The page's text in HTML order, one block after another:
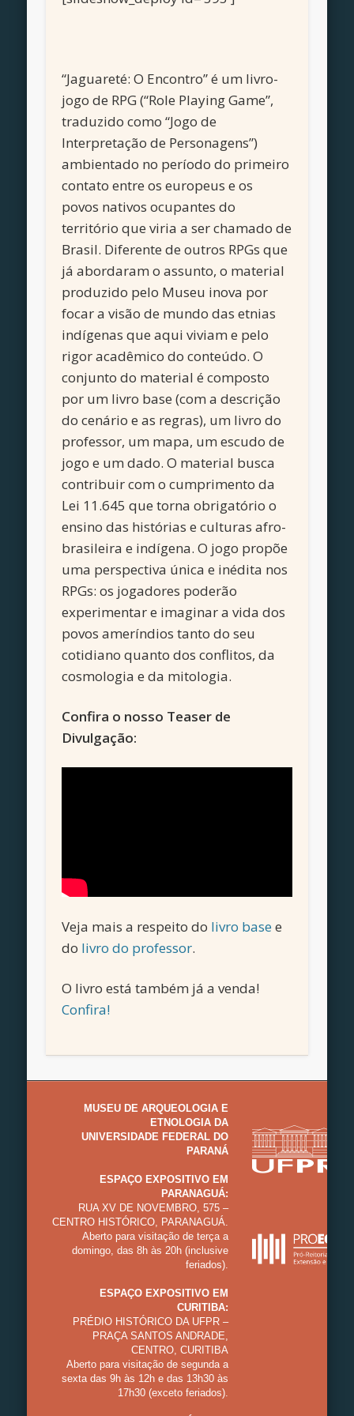
“Jaguareté: O Encontro” é um livro-
jogo de RPG (“Role Playing Game”,
traduzido como “Jogo de
Interpretação de Personagens”)
ambientado no período do primeiro
contato entre os europeus e os
povos nativos ocupantes do
território que viria a ser chamado de
Brasil. Diferente de outros RPGs que
já abordaram o assunto, o material
produzido pelo Museu inova por
focar a visão de mundo das etnias
indígenas que aqui viviam e pelo
rigor acadêmico do conteúdo. O
conjunto do material é composto
por um livro base (com a descrição
do cenário e as regras), um livro do
professor, um mapa, um escudo de
jogo e um dado. O material busca
contribuir com o cumprimento da
Lei 11.645 que torna obrigatório o
ensino das histórias e culturas afro-
brasileira e indígena. O jogo propõe
uma perspectiva única e inédita nos
RPGs: os jogadores poderão
experimentar e imaginar a vida dos
povos ameríndios tanto do seu
cotidiano quanto dos conflitos, da
cosmologia e da mitologia.
Confira o nosso Teaser de
Divulgação:
Veja mais a respeito do livro basee
do livro do professor.
O livro está também já a venda!
Confira!
MUSEU DE ARQUEOLOGIA E
ETNOLOGIA DA
UNIVERSIDADE FEDERAL DO
PARANÁ
ESPAÇO EXPOSITIVO EM
PARANAGUÁ:
RUA XV DE NOVEMBRO, 575 –
CENTRO HISTÓRICO, PARANAGUÁ.
Aberto para visitação de terça a
domingo, das 8h às 20h (inclusive
feriados).
ESPAÇO EXPOSITIVO EM
CURITIBA:
PRÉDIO HISTÓRICO DA UFPR –
PRAÇA SANTOS ANDRADE,
CENTRO, CURITIBA
Aberto para visitação de segunda a
sexta das 9h às 12h e das 13h30 às
17h30 (exceto feriados).